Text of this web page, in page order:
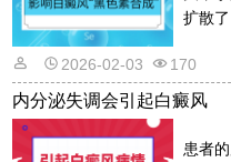
扩散
其反
2026-02-03 170
内分泌失调会引起白癜风
患者